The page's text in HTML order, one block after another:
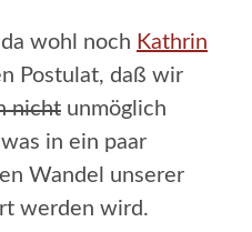
wohl noch Kathrin
Postulat, daß wir
nicht unmöglich
in ein paar
Wandel unserer
werden wird.